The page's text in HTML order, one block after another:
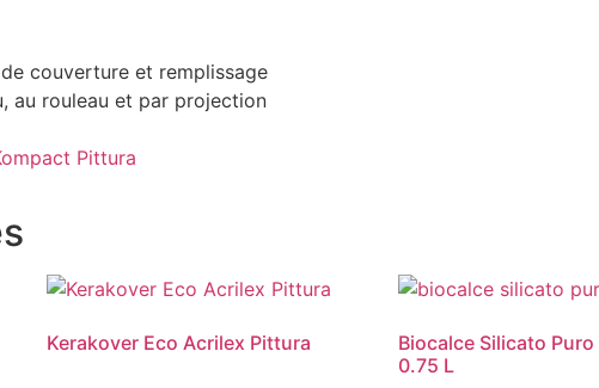
couverture et remplissage
au rouleau et par projection
Pittura
Kerakover Eco Acrilex Pittura
Biocalce Silicato
0.75 L